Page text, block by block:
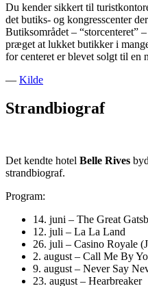
Du kender sikkert til
det butiks- og kongresscenter
Butiksområdet – “storcenteret”
præget at lukket butikker i
for centeret er blevet solgt til en
— Kilde
Strandbiograf
Det kendte hotel Belle Rives
strandbiograf.
Program:
14. juni – The Great
12. juli – La La Land
26. juli – Casino Royale
2. august – Call Me By
9. august – Never Say
23. august – Hearbreaker